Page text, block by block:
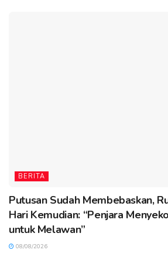
BERITA
Putusan Sudah Membebaskan,
Hari Kemudian: “Penjara
untuk Melawan”
08/08/2026